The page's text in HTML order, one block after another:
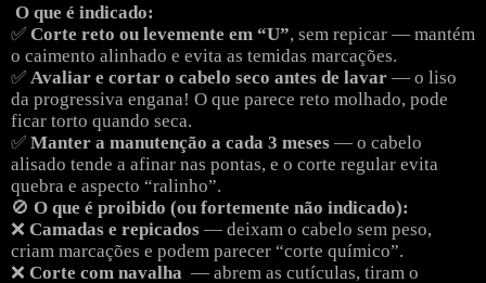
O que é indicado:
✅ Corte reto ou levemente em “U”, sem repicar — mantém
o caimento alinhado e evita as temidas marcações.
✅ Avaliar e cortar o cabelo seco antes de lavar — o liso
da progressiva engana! O que parece reto molhado, pode
ficar torto quando seca.
✅ Manter a manutenção a cada 3 meses — o cabelo
alisado tende a afinar nas pontas, e o corte regular evita
quebra e aspecto “ralinho”.
🚫 O que é proibido (ou fortemente não indicado):
❌ Camadas e repicados — deixam o cabelo sem peso,
criam marcações e podem parecer “corte químico”.
❌ Corte com navalha — abrem as cutículas, tiram o